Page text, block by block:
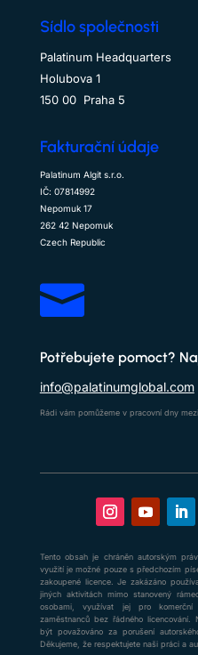
Sídlo společnosti
Palatinum Headquarters
Holubova 1
150 00 Praha 5
Fakturační údaje
Palatinum Algit s.r.o.
IČ: 07814992
Nepomuk 17
262 42 Nepomuk
Czech Republic

Potřebujete pomoct?
info@palatinumglobal.com
Rádi vám pomůžeme v pracovní dny
Tento obsah je chráněn autorským
využití je možné pouze s předchozím
zakoupené licence. Je zakázáno
jiných aktivitách mimo stanovený
osobami, využívat jej pro
zaměstnanců bez řádného licencování.
být považováno za porušení
Děkujeme, že respektujete naši práci a